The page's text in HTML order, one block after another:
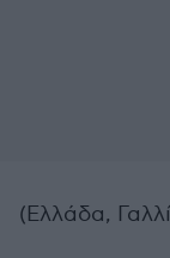
(Ελλάδα,